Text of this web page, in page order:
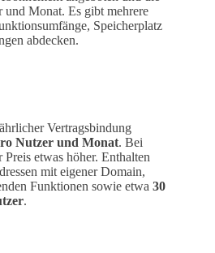
und Monat. Es gibt mehrere
Speicherplatz
abdecken.
Vertragsbindung
Nutzer und Monat. Bei
etwas höher. Enthalten
mit eigener Domain,
Funktionen sowie etwa 30
.